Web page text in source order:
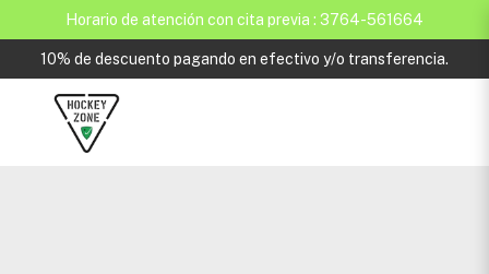
Horario de atención con cita previa : 3764-561664
10% de descuento pagando en efectivo y/o transferencia.